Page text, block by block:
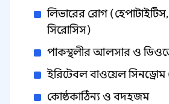
লিভারের রোগ (হেপাটাইটিস,
সিরোসিস)
পাকস্থলীর আলসার ও
ইরিটেবল বাওয়েল
কোষ্ঠকাঠিন্য ও বদহজম